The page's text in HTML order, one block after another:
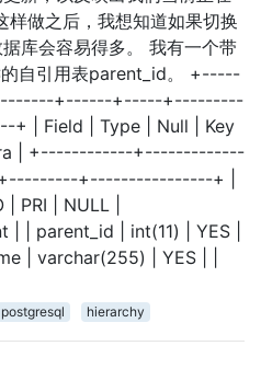
样做之后，我想知道如果切换
库会容易得多。 我有一个带
自引用表parent_id。 +-----
+------+-----+---------
| Field | Type | Null | Key
| +------------+-------------
+----------------+ |
PRI | NULL |
| | parent_id | int(11) | YES |
| varchar(255) | YES | |
postgresql hierarchy